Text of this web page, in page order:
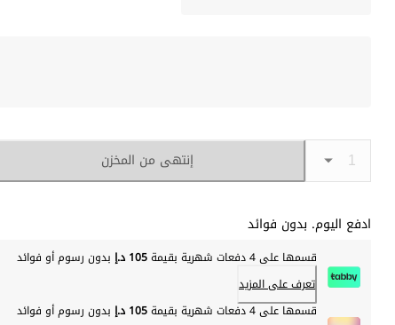
إنتهى من المخزن
ادفع اليوم. بدون فوائد
قسمها على 4 دفعات شهرية بقيمة 105 د.إ
بدون رسوم أو فوائد
تعرف على المزيد
قسمها على 4 دفعات شهرية بقيمة
105 د.إ
بدون رسوم أو فوائد